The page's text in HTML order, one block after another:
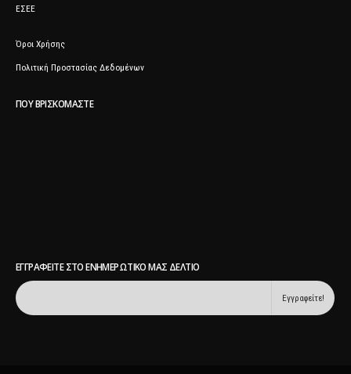
ΕΣΕΕ
Όροι Χρήσης
Πολιτική Προστασίας Δεδομένων
ΠΟΥ ΒΡΙΣΚΌΜΑΣΤΕ
ΕΓΓΡΑΦΕΊΤΕ ΣΤΟ ΕΝΗΜΕΡΩΤΙΚΌ ΜΑΣ ΔΕΛΤΊΟ